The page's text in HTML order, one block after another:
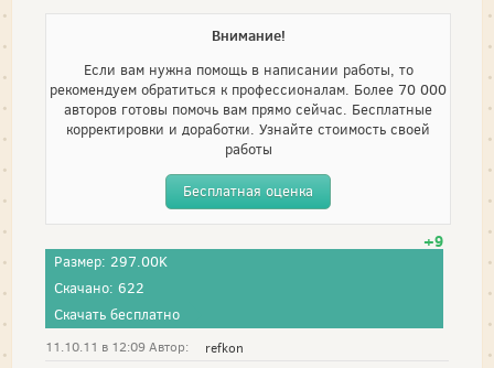
Внимание!
Если вам нужна помощь в написании работы, то
рекомендуем обратиться к профессионалам. Более 70 000
авторов готовы помочь вам прямо сейчас. Бесплатные
корректировки и доработки. Узнайте стоимость своей
работы
Бесплатная оценка
+9
Размер: 297.00K
Скачано: 622
Скачать бесплатно
11.10.11 в 12:09 Автор: refkon